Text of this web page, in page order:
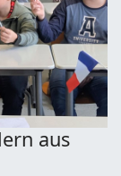
aus